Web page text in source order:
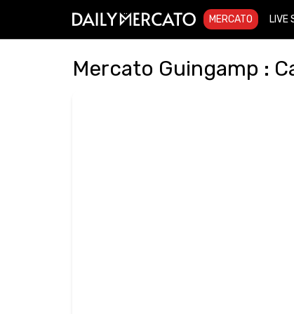
MERCATO LIVE
Mercato Guingamp :